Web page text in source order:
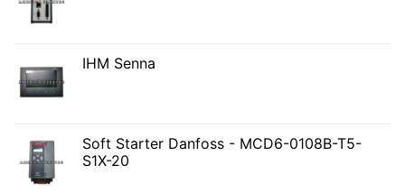
IHM Senna
Soft Starter Danfoss - MCD6-0108B-T5-
S1X-20